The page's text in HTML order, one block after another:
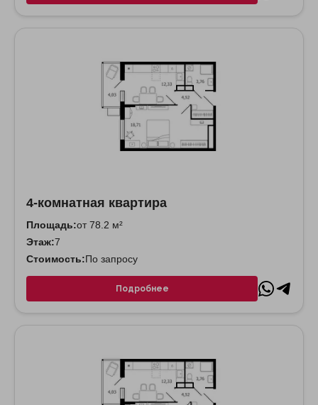
4-комнатная квартира
Площадь:от 78.2 м²
Этаж:7
Стоимость:По запросу
Подробнее